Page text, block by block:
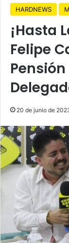
HARDNEWS
¡Hasta
Felipe
20 de junio de